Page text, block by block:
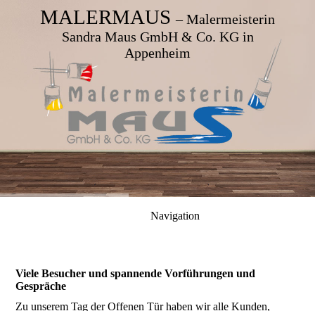
MALERMAUS– Malermeisterin
Sandra Maus GmbH & Co. KG in
Appenheim
Navigation
Viele Besucher und spannende Vorführungen und
Gespräche
Zu unserem Tag der Offenen Tür haben wir alle Kunden,